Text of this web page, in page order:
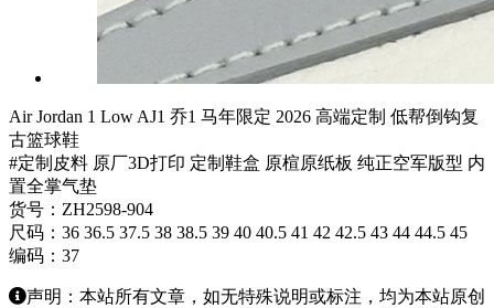
Air Jordan 1 Low AJ1 乔1 马年限定 2026 高端定制 低帮倒钩复
古篮球鞋
#定制皮料 原厂3D打印 定制鞋盒 原楦原纸板 纯正空军版型 内
置全掌气垫
货号：ZH2598-904
尺码：36 36.5 37.5 38 38.5 39 40 40.5 41 42 42.5 43 44 44.5 45
编码：37
声明：本站所有文章，如无特殊说明或标注，均为本站原创